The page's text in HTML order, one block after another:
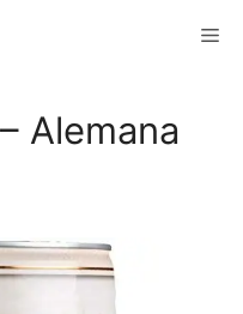
Alemana